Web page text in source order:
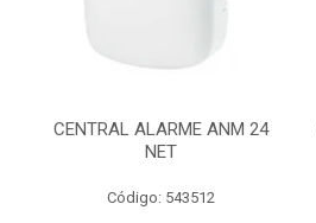
CENTRAL ALARME ANM 24
NET
Código: 543512